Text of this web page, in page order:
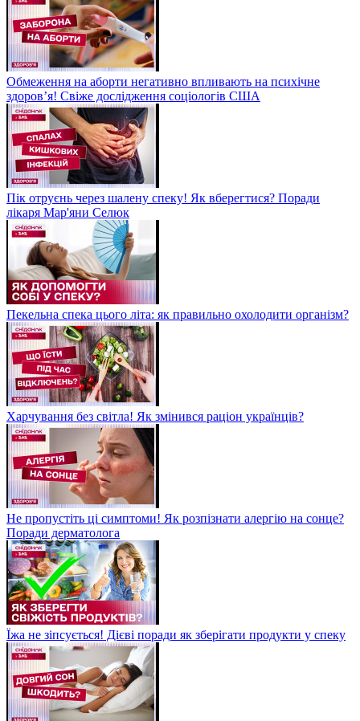
Обмеження на аборти негативно впливають на психічне
здоров’я! Свіже дослідження соціологів США
Пік отруєнь через шалену спеку! Як вберегтися? Поради
лікаря Мар'яни Селюк
Пекельна спека цього літа: як правильно охолодити організм?
Харчування без світла! Як змінився раціон українців?
Не пропустіть ці симптоми! Як розпізнати алергію на сонце?
Поради дерматолога
Їжа не зіпсується! Дієві поради як зберігати продукти у спеку